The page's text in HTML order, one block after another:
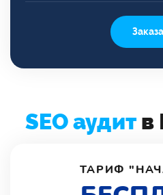
SEO аудит в
ТАРИФ